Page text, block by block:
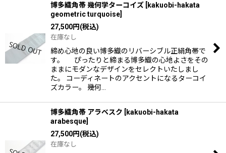
博多織角帯 幾何学ターコイズ
kakuobi-hakata
geometric turquoise
27,500円(税込)
在庫なし
締め心地の良い博多織のリバーシブル正絹角帯で
す。 ぴったりと締まる博多織の心地よさをその
ままにモダンなデザインをセレクトいたしまし
た。 コーディネートのアクセントになるターコイ
ズカラー。 幾何…
博多織角帯 アラベスク
kakuobi-hakata
arabesque
27,500円(税込)
在庫なし